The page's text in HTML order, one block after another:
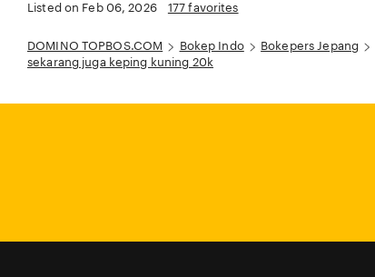
Listed on Feb 06, 2026 177 favorites
DOMINO TOPBOS.COM Bokep Indo Bokepers Jepang
sekarang juga keping kuning 20k